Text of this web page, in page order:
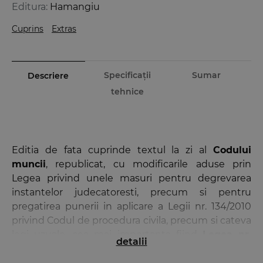
Editura: Hamangiu
Cuprins Extras
Descriere
Specificații
tehnice
Sumar
Editia de fata cuprinde textul la zi al Codului
muncii, republicat, cu modificarile aduse prin
Legea privind unele masuri pentru degrevarea
instantelor judecatoresti, precum si pentru
pregatirea punerii in aplicare a Legii nr. 134/2010
privind Codul de procedura civila, precum si cateva
a dialogului social, actualizata, cu
detalii